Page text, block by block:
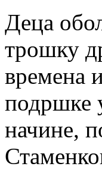
Деца
трошку
времена
подршке
начине,